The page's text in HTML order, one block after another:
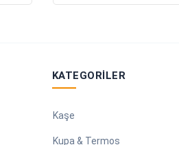
KATEGORILER
Kaşe
Kupa & Termos